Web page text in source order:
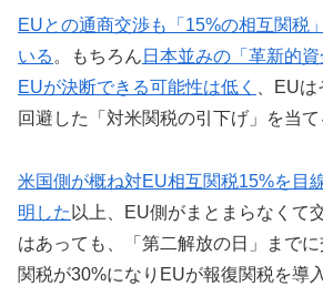
EUとの通商交渉も「15%の相互関税
いる。もちろん 日本並みの「革新的
EUが決断できる可能性は低く 、EUは
回避した「対米関税の引下げ」を当て
米国側が概ね対EU相互関税15%を目
明した 以上、EU側がまとまらなくて
はあっても、「第二解放の日」まで
関税が30%になりEUが報復関税を導